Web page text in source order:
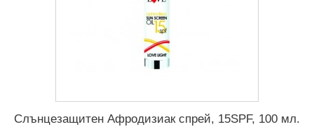
Слънцезащитен Афродизиак спрей, 15SPF, 100 мл.